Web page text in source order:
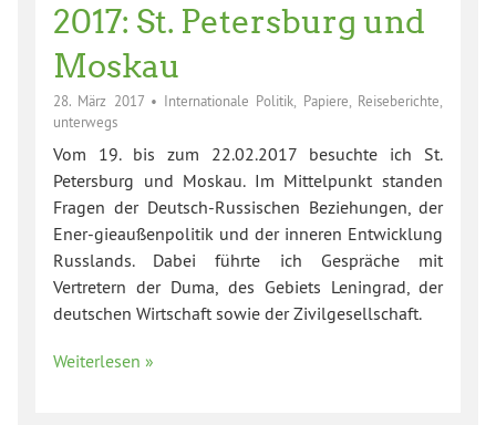
2017: St. Petersburg und
Moskau
28. März 2017• Internationale Politik, Papiere, Reiseberichte,
unterwegs
Vom 19. bis zum 22.02.2017 besuchte ich St.
Petersburg und Moskau. Im Mittelpunkt standen
Fragen der Deutsch-Russischen Beziehungen, der
Ener-gieaußenpolitik und der inneren Entwicklung
Russlands. Dabei führte ich Gespräche mit
Vertretern der Duma, des Gebiets Leningrad, der
deutschen Wirtschaft sowie der Zivilgesellschaft.
Weiterlesen »